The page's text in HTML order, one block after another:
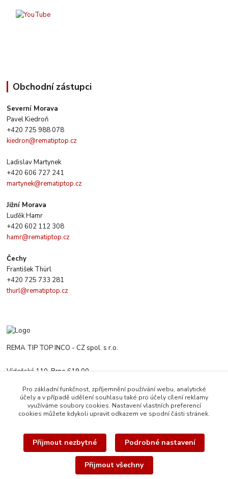
Obchodní zástupci
Severní Morava
Pavel Kiedroň
+420 725 988 078
kiedron@rematiptop.cz
Ladislav Martynek
+420 606 727 241
martynek@rematiptop.cz
Jižní Morava
Luďěk Hamr
+420 602 112 308
hamr@rematiptop.cz
Čechy
František Thürl
+420 725 733 281
thurl@rematiptop.cz
REMA TIP TOP INCO - CZ spol. s r.o.
Vídeňská 110, Brno 619 00
Po-Čt 8:00-16:00 h. Pa 8:00-13:30 h.
rematiptop@rematiptop.cz
© 2026 REMA TIP-TOP INCO-CZ spol. s r.o. | Veškerý obsah této webové
Pro základní funkčnost, zpříjemnění používání webu, analytické
účely a v případě udělení souhlasu také pro účely cílení reklamy
využíváme soubory cookies. Nastavení vlastních preferencí
cookies můžete kdykoli upravit odkazem ve spodní části stránek.
Přijmout nezbytné Podrobné nastavení
Přijmout všechny